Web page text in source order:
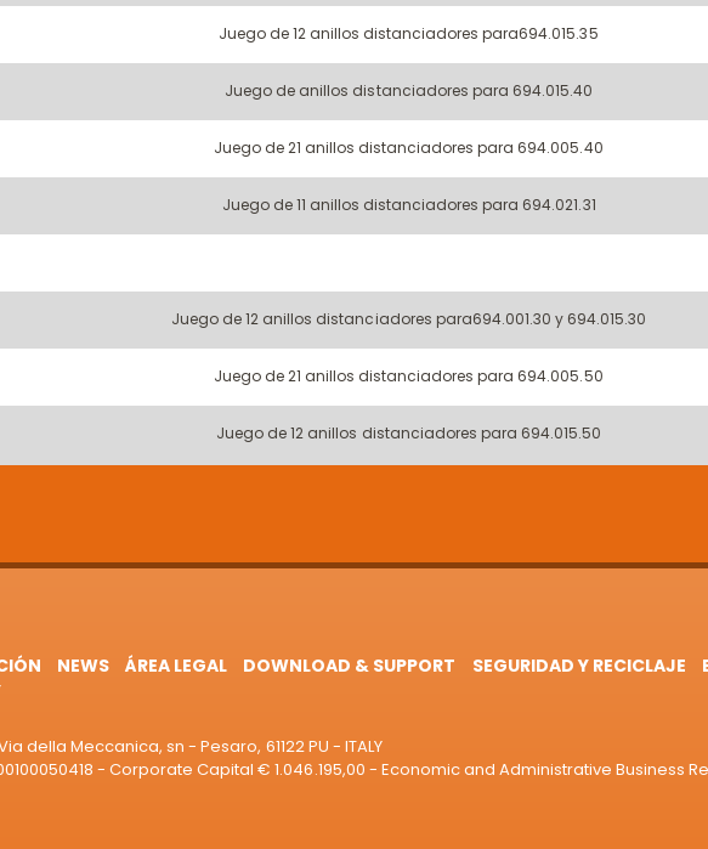
Juego de 12 anillos distanciadores para694.015.35
Juego de anillos distanciadores para 694.015.40
Juego de 21 anillos distanciadores para 694.005.40
Juego de 11 anillos distanciadores para 694.021.31
Juego de 12 anillos distanciadores para694.001.30 y 694.015.30
Juego de 21 anillos distanciadores para 694.005.50
Juego de 12 anillos distanciadores para 694.015.50
NEWS ÁREA LEGAL DOWNLOAD & SUPPORT SEGURIDAD Y RECICLAJE
della Meccanica, sn - Pesaro, 61122 PU - ITALY
- Corporate Capital € 1.046.195,00 - Economic and Administrative Business